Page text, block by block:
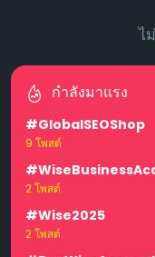
ไ
กำลังมาแรง
#GlobalSEOShop
9 โพสต์
2 โพสต์
#Wise2025
2 โพสต์